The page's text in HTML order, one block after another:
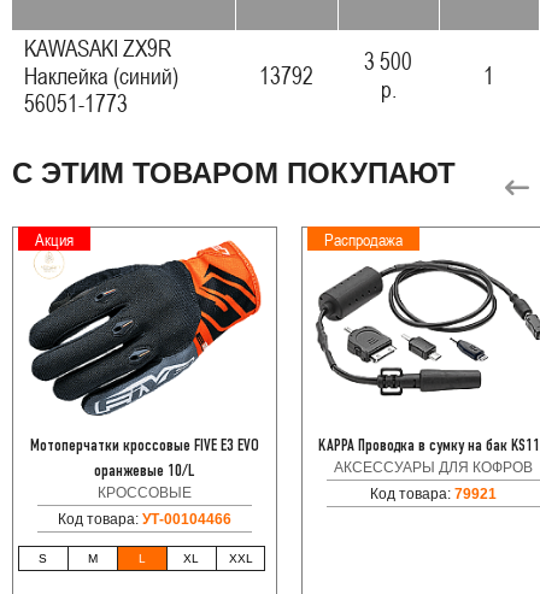
KAWASAKI ZX9R
Наклейка (синий)
56051-1773
13792
3 500
р.
1
С ЭТИМ ТОВАРОМ ПОКУПАЮТ
Акция
Мотоперчатки кроссовые FIVE E3 EVO
оранжевые 10/L
КРОССОВЫЕ
Код товара: УТ-00104466
S M L XL XXL
Распродажа
KAPPA Проводка в сумку на бак
АКСЕССУАРЫ ДЛЯ КОФРОВ
Код товара: 79921